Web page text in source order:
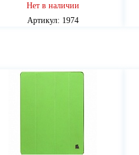
Нет в наличии
Артикул: 1974